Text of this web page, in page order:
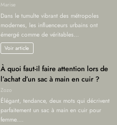
Marise
Dans le tumulte vibrant des métropoles
modernes, les influenceurs urbains ont
émergé comme de véritables…
Voir article
À quoi faut-il faire attention lors de
l’achat d’un sac à main en cuir ?
Zozo
Élégant, tendance, deux mots qui décrivent
parfaitement un sac à main en cuir pour
femme.…